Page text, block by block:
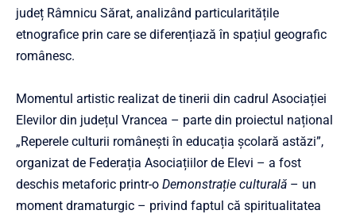
județ Râmnicu Sărat, analizând particularitățile
etnografice prin care se diferențiază în spațiul geografic
românesc.
Momentul artistic realizat de tinerii din cadrul Asociației
Elevilor din județul Vrancea – parte din proiectul național
„Reperele culturii românești în educația școlară astăzi”,
organizat de Federația Asociațiilor de Elevi – a fost
deschis metaforic printr-o Demonstrație culturală – un
moment dramaturgic – privind faptul că spiritualitatea